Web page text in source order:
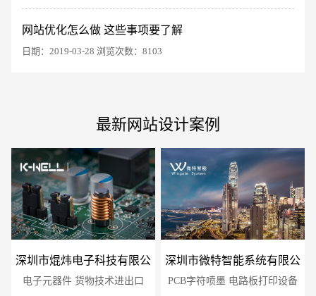
网站优化怎么做 这些事项要了解
日期：2019-03-28 浏览次数：8103
最新网站设计案例
深圳市焜炜电子科技有限公
司
电子元器件 货物技术进出口
深圳市微特智能系统有限公
司
PCB字符喷墨 电路板打印设备